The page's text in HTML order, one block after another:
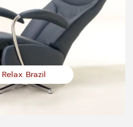
Relax Brazil